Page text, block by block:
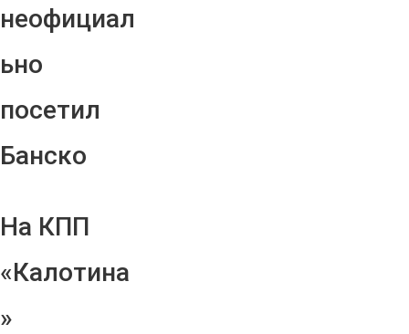
неофициал
ьно
посетил
Банско
На КПП
«Калотина
»